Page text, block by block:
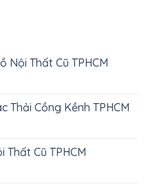
Nội Thất Cũ TPHCM
Thải Cồng Kềnh TPHCM
Cũ TPHCM